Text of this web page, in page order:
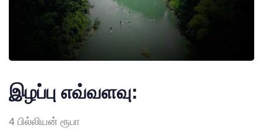
இழப்பு எவ்வளவு:
4 பில்லியன் ரூபா